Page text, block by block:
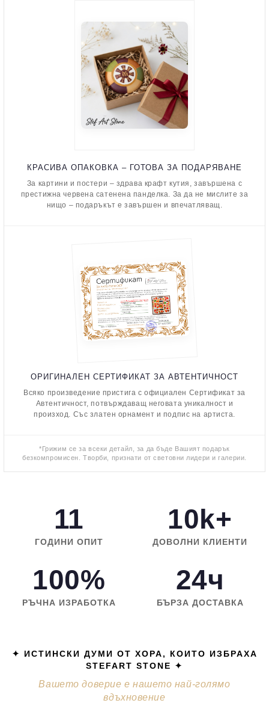
КРАСИВА ОПАКОВКА – ГОТОВА ЗА ПОДАРЯВАНЕ
За картини и постери – здрава крафт кутия, завършена с
престижна червена сатенена панделка. За да не мислите за
нищо – подаръкът е завършен и впечатляващ.
ОРИГИНАЛЕН СЕРТИФИКАТ ЗА АВТЕНТИЧНОСТ
Всяко произведение пристига с официален Сертификат за
Автентичност, потвърждаващ неговата уникалност и
произход. Със златен орнамент и подпис на артиста.
*Грижим се за всеки детайл, за да бъде Вашият подарък
безкомпромисен. Творби, признати от световни лидери и галерии.
11
ГОДИНИ ОПИТ
10k+
ДОВОЛНИ КЛИЕНТИ
100%
РЪЧНА ИЗРАБОТКА
24ч
БЪРЗА ДОСТАВКА
✦ ИСТИНСКИ ДУМИ ОТ ХОРА, КОИТО ИЗБРАХА
STEFART STONE ✦
Вашето доверие е нашето най-голямо
вдъхновение